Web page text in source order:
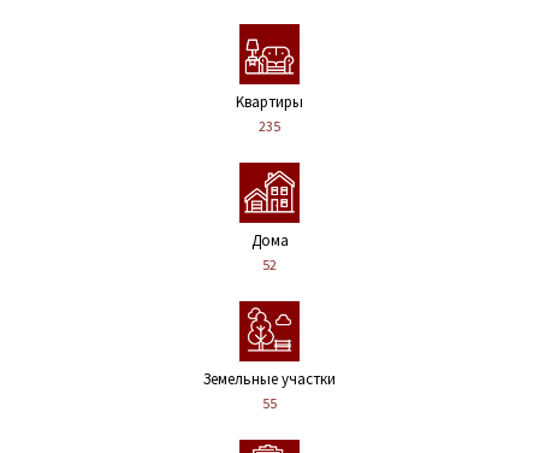
Kвартиры
235
Дома
52
Земельные участки
55